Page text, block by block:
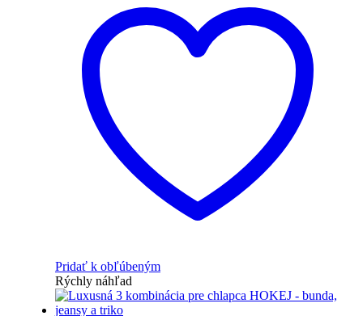
Pridať k obľúbeným
Rýchly náhľad